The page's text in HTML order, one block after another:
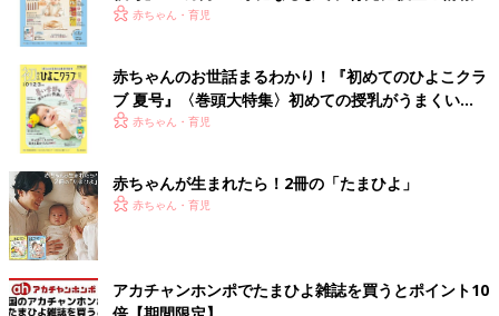
いっぱい！
赤ちゃん・育児
赤ちゃんのお世話まるわかり！『初めてのひよこクラ
ブ 夏号』〈巻頭大特集〉初めての授乳がうまくい
く！ おっぱい・ミルクの基本と夏のトラブル 解決テ
赤ちゃん・育児
赤ちゃんが生まれたら！2冊の「たまひよ」
赤ちゃん・育児
アカチャンホンポでたまひよ雑誌を買うとポイント10